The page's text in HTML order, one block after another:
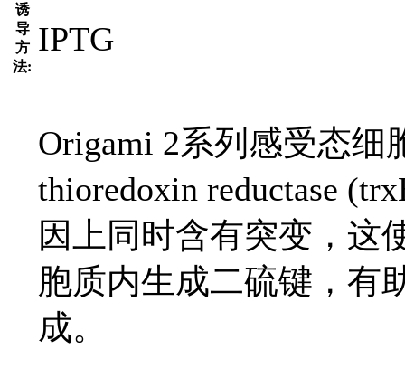
诱
导
方
法:
IPTG
Origami 2系列感受态细
thioredoxin reductase
因上同时含有突变，这
胞质内生成二硫键，有
成。